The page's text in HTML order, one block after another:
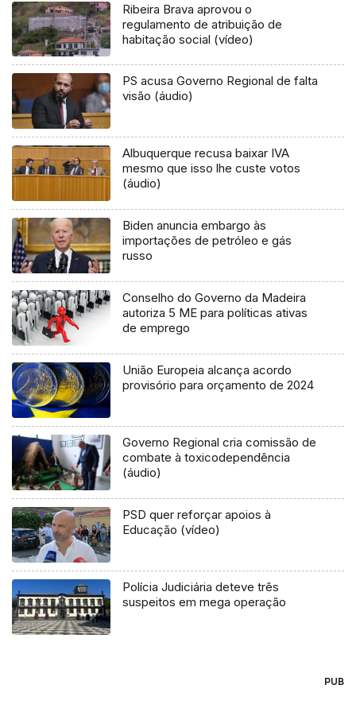
Ribeira Brava aprovou o
regulamento de atribuição de
habitação social (vídeo)
PS acusa Governo Regional de falta
visão (áudio)
Albuquerque recusa baixar IVA
mesmo que isso lhe custe votos
(áudio)
Biden anuncia embargo às
importações de petróleo e gás
russo
Conselho do Governo da Madeira
autoriza 5 ME para políticas ativas
de emprego
União Europeia alcança acordo
provisório para orçamento de 2024
Governo Regional cria comissão de
combate à toxicodependência
(áudio)
PSD quer reforçar apoios à
Educação (vídeo)
Polícia Judiciária deteve três
suspeitos em mega operação
PUB